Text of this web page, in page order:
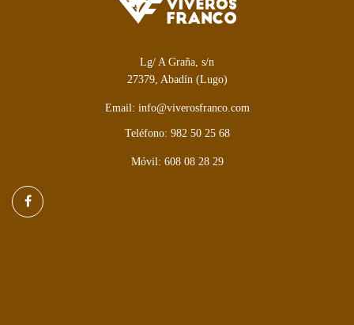
Lg/ A Graña, s/n
27379, Abadín (Lugo)
Email: info@viverosfranco.com
Teléfono: 982 50 25 68
Móvil: 608 08 28 29